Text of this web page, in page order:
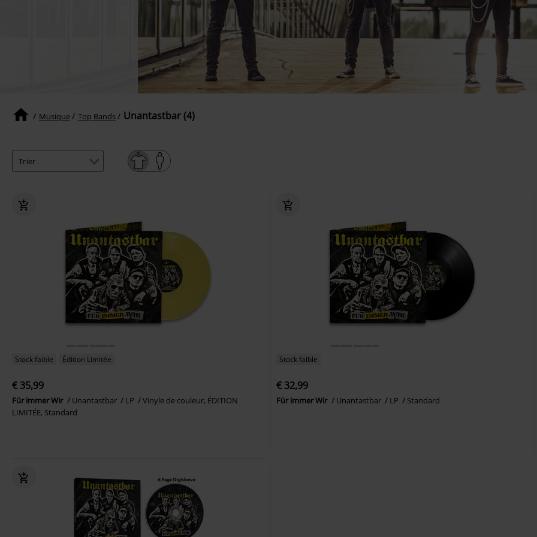
Musique Top Bands Unantastbar (4)
Stock faible Édition Limitée
€ 35,99
Für immer Wir Unantastbar LP
Vinyle de couleur, ÉDITION
LIMITÉE, Standard
Stock faible
€ 32,99
Für immer Wir Unantastbar LP Standard